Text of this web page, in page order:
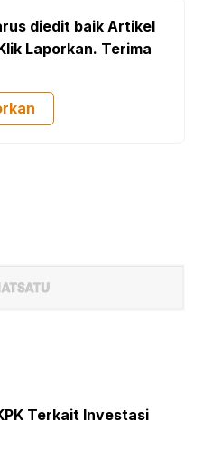
diedit baik Artikel
Laporkan. Terima
Terkait Investasi